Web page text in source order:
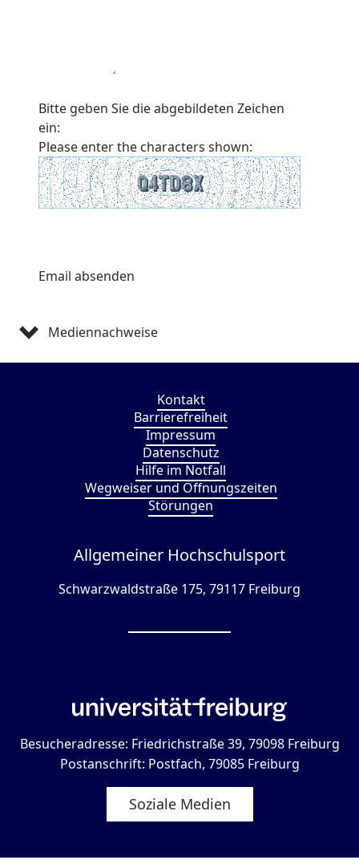
Bitte geben Sie die abgebildeten Zeichen
ein:
Please enter the characters shown:
Mediennachweise
Kontakt
Barrierefreiheit
Impressum
Datenschutz
Hilfe im Notfall
Wegweiser und Öffnungszeiten
Störungen
Allgemeiner Hochschulsport
Schwarzwaldstraße 175, 79117 Freiburg
Besucheradresse: Friedrichstraße 39, 79098 Freiburg
Postanschrift: Postfach, 79085 Freiburg
Soziale Medien